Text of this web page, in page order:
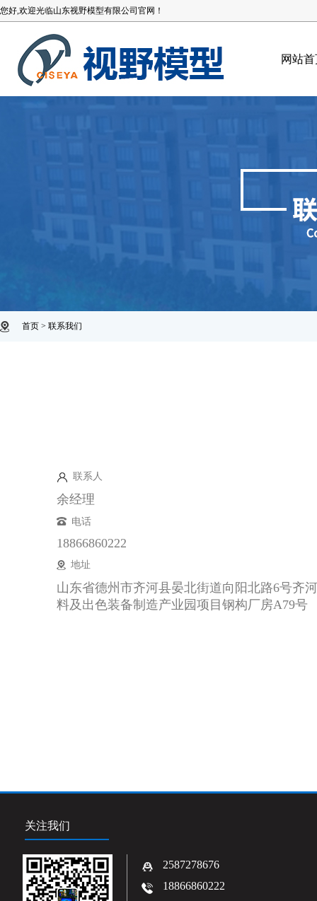
您好,欢迎光临山东视野模型有限公司官网！
网站
首页 > 联系我们
联系人
余经理
电话
18866860222
地址
山东省德州市齐河县晏北街道向阳北路6号齐
料及出色装备制造产业园项目钢构厂房A79号
关注我们
2587278676
18866860222